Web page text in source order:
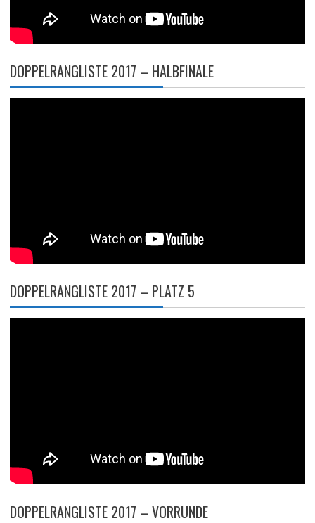
DOPPELRANGLISTE 2017 – HALBFINALE
DOPPELRANGLISTE 2017 – PLATZ 5
DOPPELRANGLISTE 2017 – VORRUNDE